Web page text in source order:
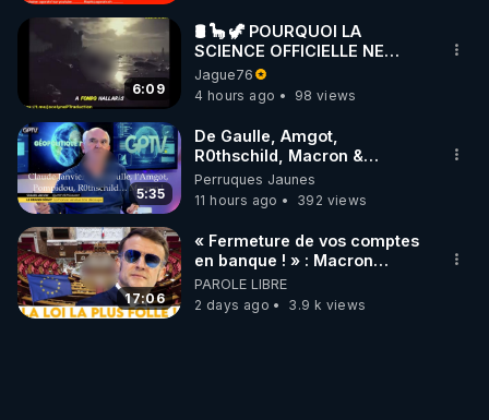
6:09
🛢 🦕 🦖 POURQUOI LA
SCIENCE OFFICIELLE NE
CONNAÎT-ELLE PAS LA VRAIE
ORIGINE DU PÉTROLE ?
Jague76
4 hours ago
98 views
5:35
De Gaulle, Amgot,
R0thschild, Macron &
Pompidou… Macron Claude
Janvier, GPTV, 18 X 2024
Perruques Jaunes
11 hours ago
392 views
17:06
« Fermeture de vos comptes
en banque ! » : Macron
impose une loi folle !
PAROLE LIBRE
2 days ago
3.9 k views